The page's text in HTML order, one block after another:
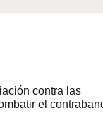
contra las
el